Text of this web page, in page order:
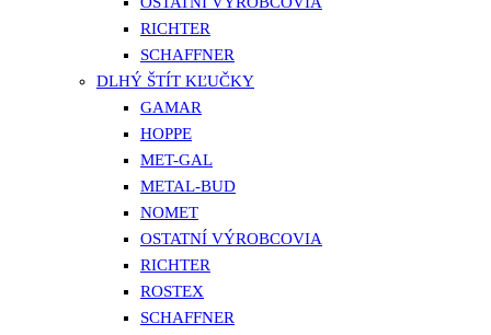
RICHTER
SCHAFFNER
DLHÝ ŠTÍT KĽUČKY
GAMAR
HOPPE
MET-GAL
METAL-BUD
NOMET
OSTATNÍ VÝROBCOVIA
RICHTER
ROSTEX
SCHAFFNER